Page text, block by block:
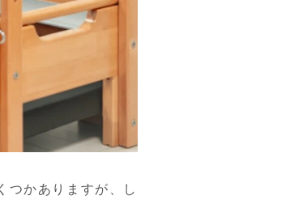
つかありますが、し